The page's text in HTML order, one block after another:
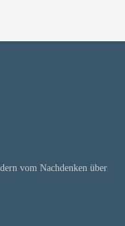
vom Nachdenken über